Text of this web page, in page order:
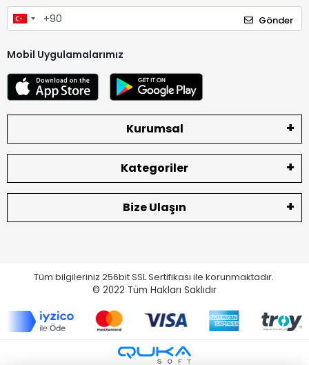
Gönder
Mobil Uygulamalarımız
Kurumsal
Kategoriler
Bize Ulaşın
Tüm bilgileriniz 256bit SSL Sertifikası ile korunmaktadır.
© 2022 Tüm Hakları Saklıdır